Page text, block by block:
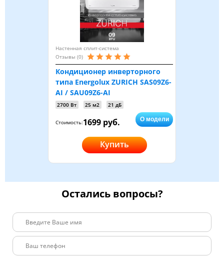
Настенная сплит-система
Отзывы (0)
Кондиционер инверторного
типа Energolux ZURICH SAS09Z6-
AI / SAU09Z6-AI
2700 Вт 25 м2 21 дБ
Стоимость:1699 руб. О модели
Купить
Остались вопросы?